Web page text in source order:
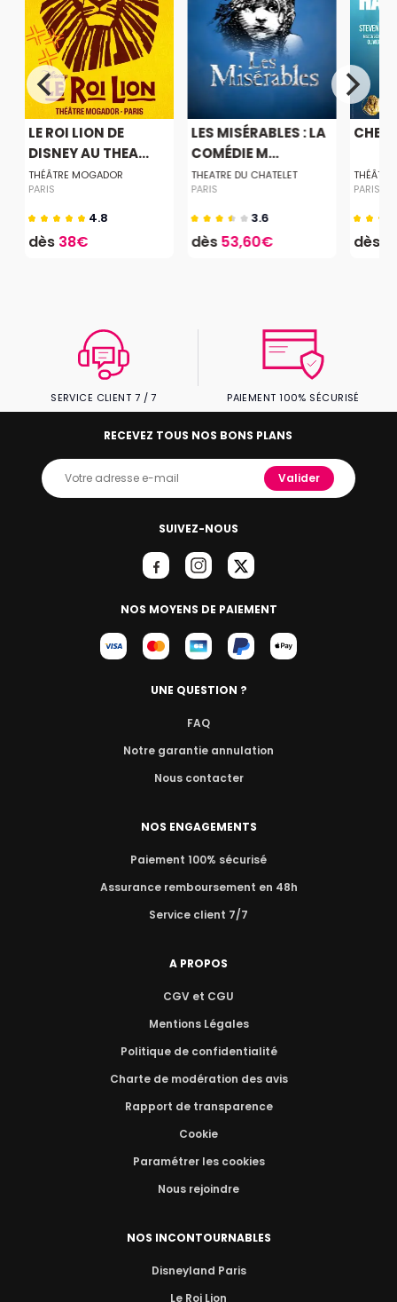
LE ROI LION DE
DISNEY AU THEA...
THÉÂTRE MOGADOR
PARIS
4.8
dès 38€
LES MISÉRABLES : LA
COMÉDIE M...
THEATRE DU CHATELET
PARIS
3.6
dès53,60€
CHER
PARIS
dès
SERVICE CLIENT 7 / 7 PAIEMENT 100% SÉCURISÉ
SUIVEZ-NOUS
NOS MOYENS DE PAIEMENT
RECEVEZ TOUS NOS BONS PLANS
Valider
UNE QUESTION ?
FAQ
Notre garantie annulation
Nous contacter
NOS ENGAGEMENTS
Paiement 100% sécurisé
Assurance remboursement en 48h
Service client 7/7
A PROPOS
CGV et CGU
Mentions Légales
Politique de confidentialité
Charte de modération des avis
Rapport de transparence
Cookie
Paramétrer les cookies
Nous rejoindre
NOS INCONTOURNABLES
Disneyland Paris
Le Roi Lion